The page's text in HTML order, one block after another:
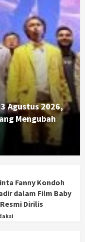
Agustus 2026,
Mengubah
Fanny Kondoh
dalam Film Baby
Dirilis